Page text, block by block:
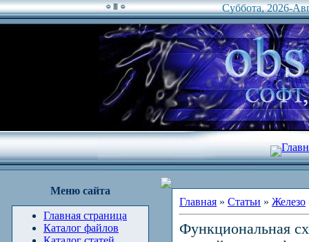
Суббота, 2026-
Меню сайта
Главная страница
Каталог файлов
Главная » Статьи » Железо
Функциональная